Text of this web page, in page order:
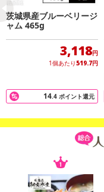
茨城県産ブルーベリージ
ャム 465g
3,118円
1個あたり519.7円
14.4 ポイント還元